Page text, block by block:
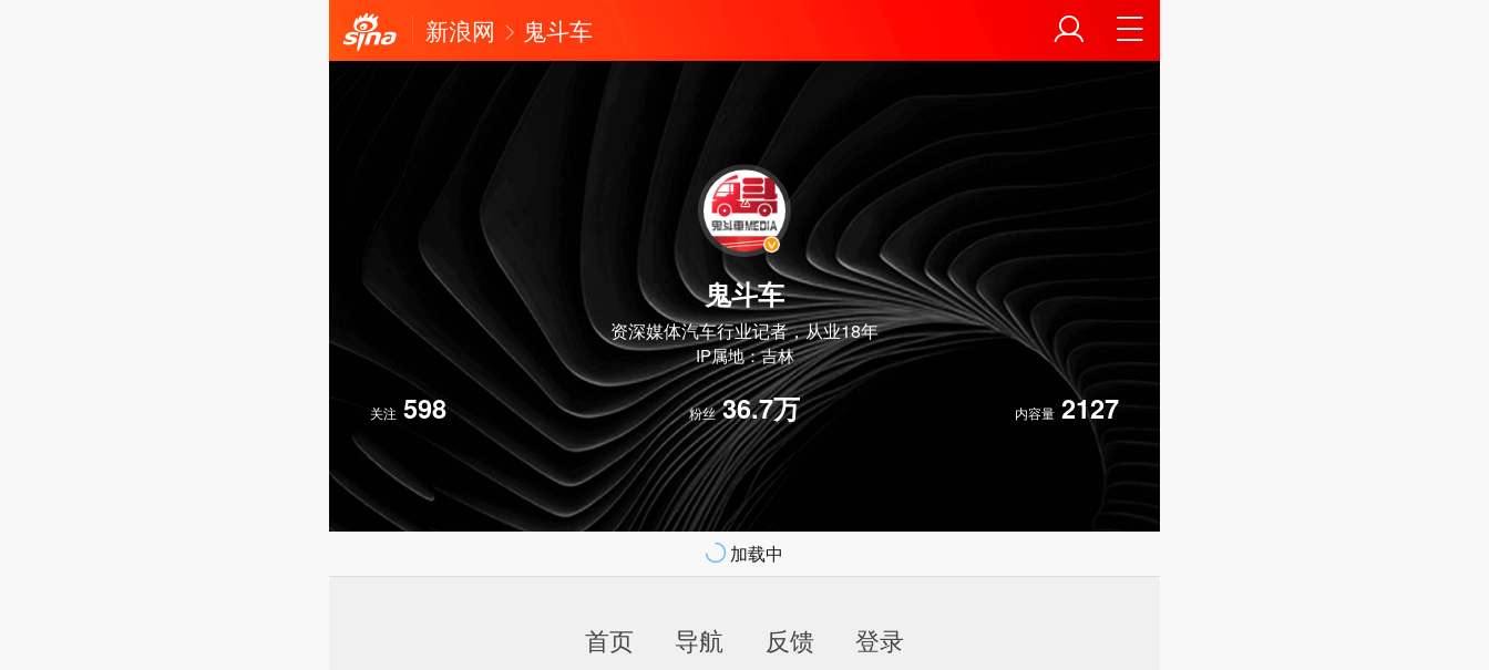
新浪网 鬼斗车
鬼斗车
资深媒体汽车行业记者，从业18年
IP属地：吉林
关注 598 粉丝 36.7万 内容量 2127
加载中
首页 导航 反馈 登录